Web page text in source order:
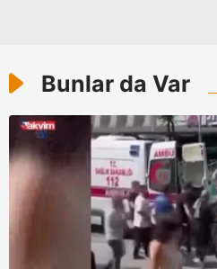
kullanılmaktadır. Bu çerezler
verileriniz işlenmekte olup
toplumu hizmetlerinin
kullanılmaktadır. Diğer
kılınması ve kişiselleştirilmesi
reklam/pazarlama faaliyetlerinin
sınırlı olarak açık rızanız
Çerezlere ilişkin tercihlerinizi
Bunlar da Var